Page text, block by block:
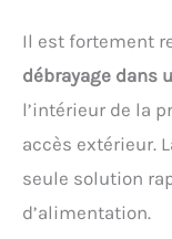
Il est fortement
débrayage dans
l’intérieur de la
accès extérieur.
seule solution
d’alimentation.